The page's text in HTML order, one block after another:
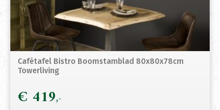
Cafétafel Bistro Boomstamblad 80x80x78cm
Towerliving
€ 419